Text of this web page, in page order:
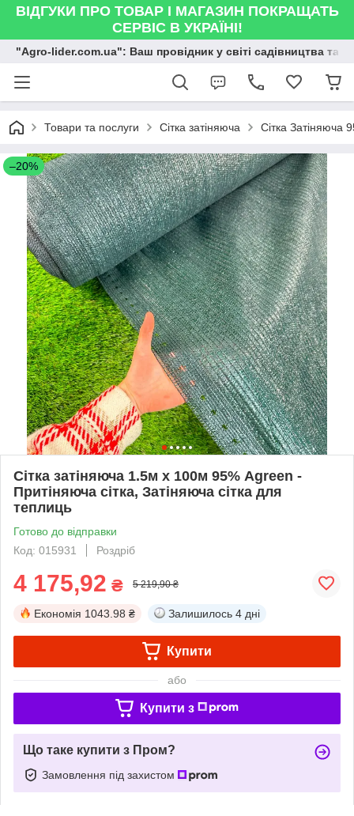
ВІДГУКИ ПРО ТОВАР І МАГАЗИН ПОКРАЩАТЬ
СЕРВІС В УКРАЇНІ!
"Agro-lider.com.ua": Ваш провідник у світі садівництва та
Товари та послуги Сітка затіняюча Сітка Затіняюча
–20%
Сітка затіняюча 1.5м х 100м 95% Agreen -
Притіняюча сітка, Затіняюча сітка для
теплиць
Готово до відправки
Код: 015931
Роздріб
4 175,92 ₴ 5 219,90 ₴
Економія 1043.98 ₴ Залишилось 4 дні
Купити
або
Купити з
Що таке купити з Пром?
Замовлення під захистом